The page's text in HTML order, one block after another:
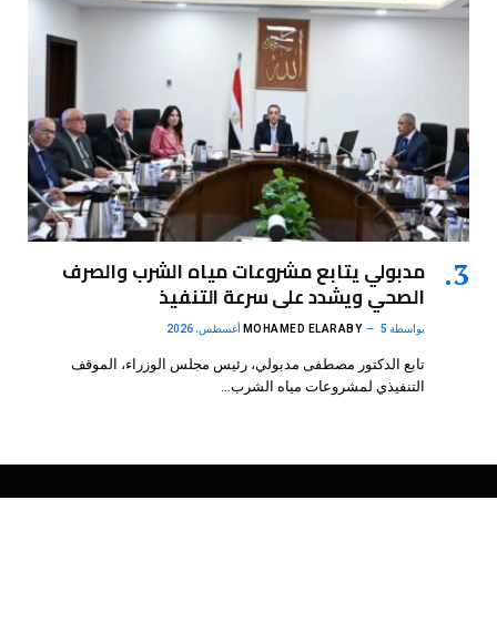
مدبولي يتابع مشروعات مياه الشرب والصرف
الصحي ويشدد على سرعة التنفيذ
بواسطة MOHAMED ELARABY 5 أغسطس، 2026
تابع الدكتور مصطفى مدبولي، رئيس مجلس الوزراء، الموقف
التنفيذي لمشروعات مياه الشرب…